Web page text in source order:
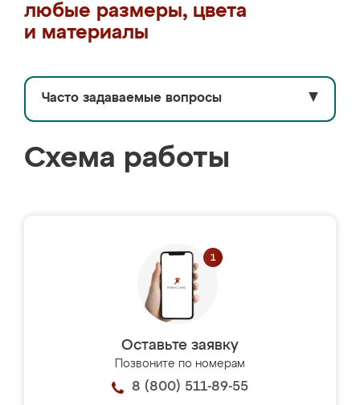
любые размеры, цвета
и материалы
Часто задаваемые вопросы ▼
Схема работы
Оставьте заявку
Позвоните по номерам
8 (800) 511-89-55